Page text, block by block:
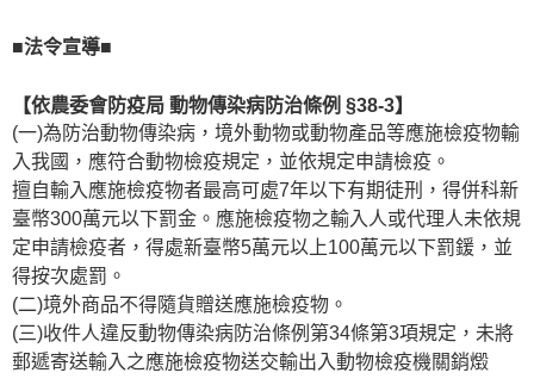
■法令宣導■
【依農委會防疫局 動物傳染病防治條例 §38-3】
(一)為防治動物傳染病，境外動物或動物產品等應施檢疫物輸
入我國，應符合動物檢疫規定，並依規定申請檢疫。
擅自輸入應施檢疫物者最高可處7年以下有期徒刑，得併科新
臺幣300萬元以下罰金。應施檢疫物之輸入人或代理人未依規
定申請檢疫者，得處新臺幣5萬元以上100萬元以下罰鍰，並
得按次處罰。
(二)境外商品不得隨貨贈送應施檢疫物。
(三)收件人違反動物傳染病防治條例第34條第3項規定，未將
郵遞寄送輸入之應施檢疫物送交輸出入動物檢疫機關銷燬